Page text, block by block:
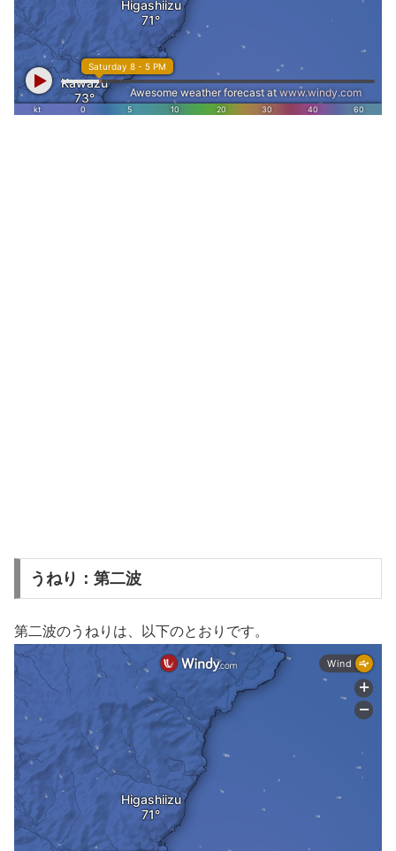
うねり：第二波
第二波のうねりは、以下のとおりです。